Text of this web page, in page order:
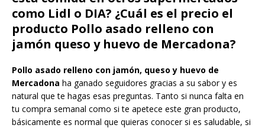
como Lidl o DIA? ¿Cuál es el precio el
producto Pollo asado relleno con
jamón queso y huevo de Mercadona?
Pollo asado relleno con jamón, queso y huevo de
Mercadona ha ganado seguidores gracias a su sabor y es
natural que te hagas esas preguntas. Tanto si nunca falta en
tu compra semanal como si te apetece este gran producto,
básicamente es normal que quieras conocer si es saludable, si